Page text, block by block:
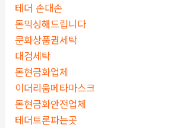
테더 손대손
돈믹싱해드립니다
문화상품권세탁
대검세탁
돈현금화업체
이더리움메타마스크
돈현금화안전업체
테더트론파는곳